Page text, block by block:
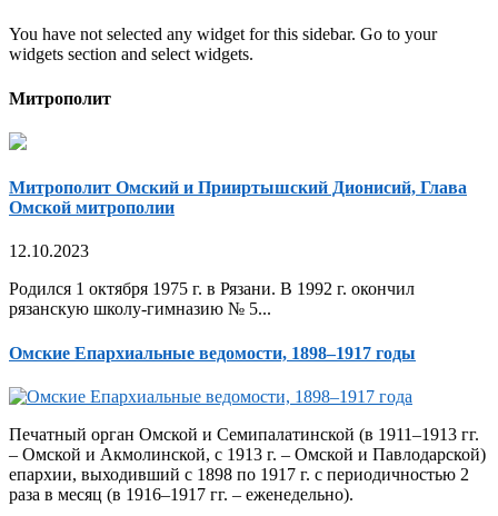
You have not selected any widget for this sidebar. Go to your
widgets section and select widgets.
Митрополит
Митрополит Омский и Прииртышский Дионисий, Глава
Омской митрополии
12.10.2023
Родился 1 октября 1975 г. в Рязани. В 1992 г. окончил
рязанскую школу-гимназию № 5...
Омские Епархиальные ведомости, 1898–1917 годы
Печатный орган Омской и Семипалатинской (в 1911–1913 гг.
– Омской и Акмолинской, с 1913 г. – Омской и Павлодарской)
епархии, выходивший с 1898 по 1917 г. с периодичностью 2
раза в месяц (в 1916–1917 гг. – еженедельно).